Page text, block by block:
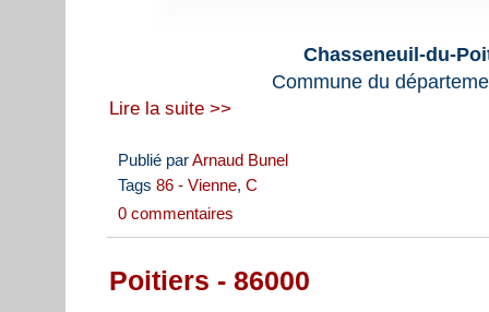
Chasseneuil-du-
Commune du
Lire la suite >>
Publié parArnaud Bunel
Tags 86 - Vienne, C
0 commentaires
Poitiers - 86000